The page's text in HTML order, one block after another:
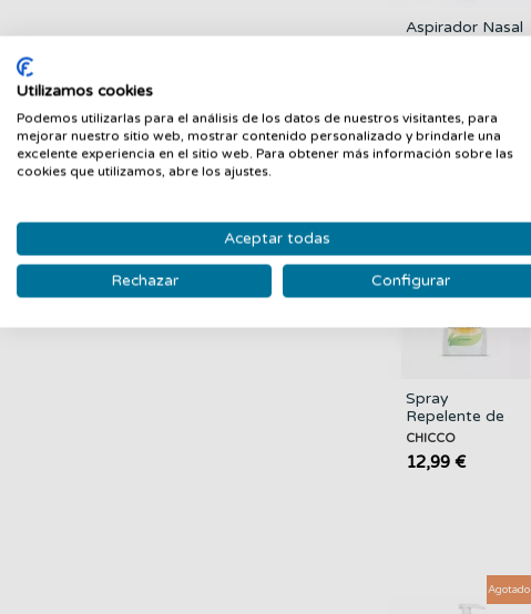
Aspirador Nasal
Spray
Repelente de
Insectos 100
Ml. CHICCO
CHICCO
12,99 €
Agotado
Utilizamos cookies
Podemos utilizarlas para el análisis de los datos de nuestros visitantes, para
mejorar nuestro sitio web, mostrar contenido personalizado y brindarle una
excelente experiencia en el sitio web. Para obtener más información sobre las
cookies que utilizamos, abre los ajustes.
Aceptar todas
Rechazar Configurar